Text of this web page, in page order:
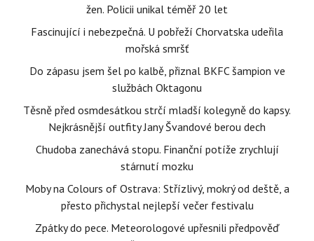
žen. Policii unikal téměř 20 let
Fascinující i nebezpečná. U pobřeží Chorvatska udeřila
mořská smršť
Do zápasu jsem šel po kalbě, přiznal BKFC šampion ve
službách Oktagonu
Těsně před osmdesátkou strčí mladší kolegyně do kapsy.
Nejkrásnější outfity Jany Švandové berou dech
Chudoba zanechává stopu. Finanční potíže zrychlují
stárnutí mozku
Moby na Colours of Ostrava: Střízlivý, mokrý od deště, a
přesto přichystal nejlepší večer festivalu
Zpátky do pece. Meteorologové upřesnili předpověď